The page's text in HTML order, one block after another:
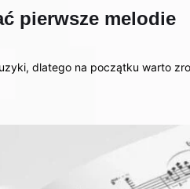
pierwsze melodie
dlatego na początku warto